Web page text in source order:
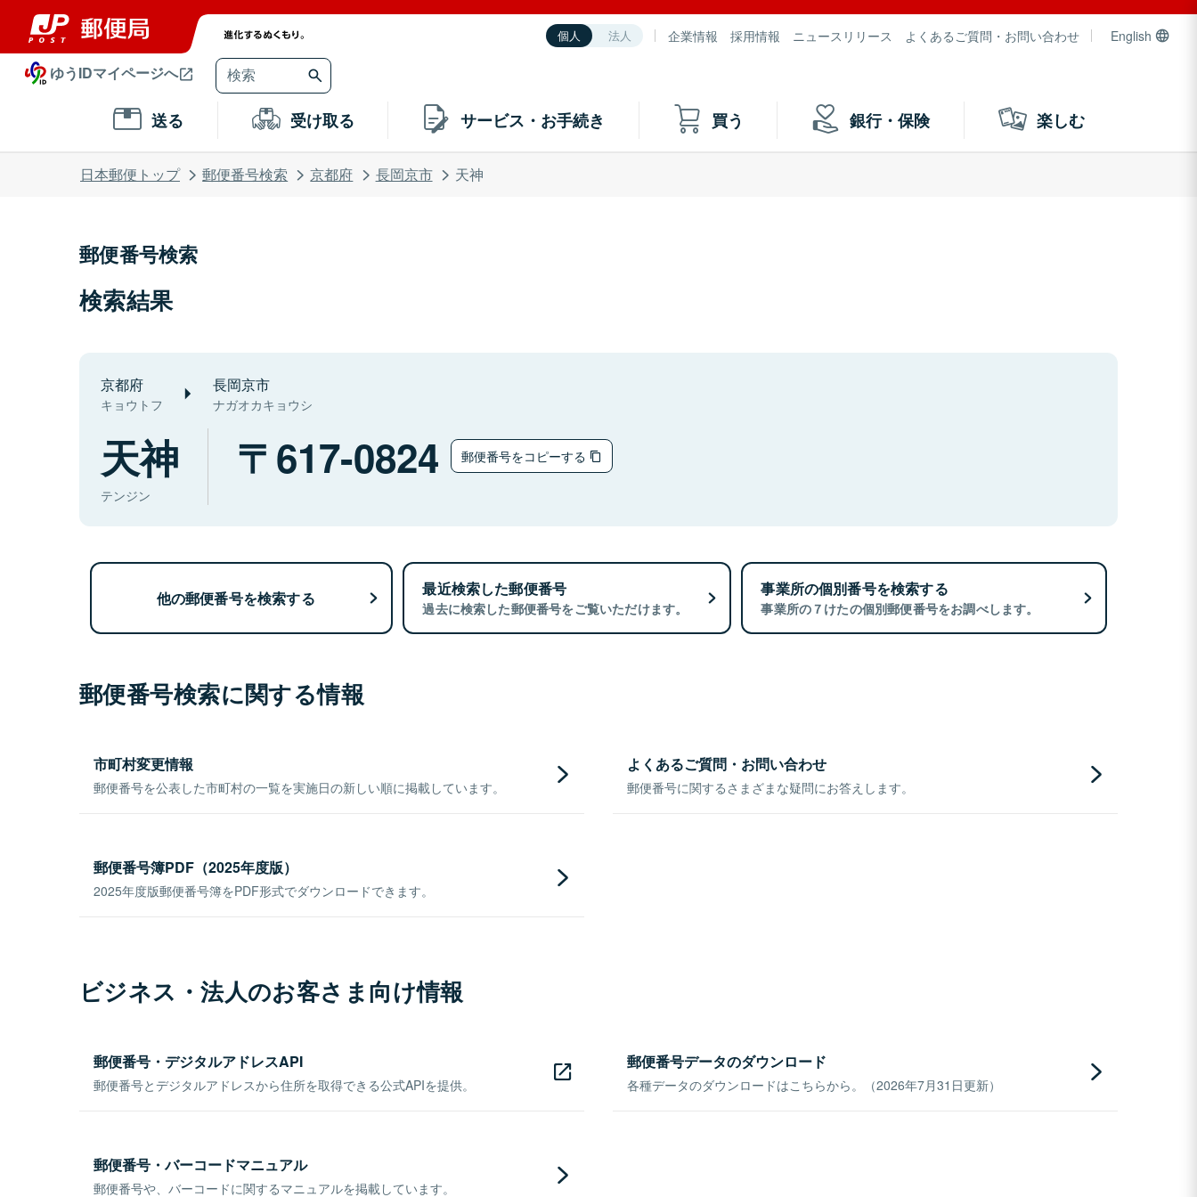
個人 法人 企業情報 採用情報 ニュースリリース よくあるご質問・お問い合わせ English
ゆうIDマイページへ
送る 受け取る サービス・お手続き 買う 銀行・保険 楽しむ
日本郵便トップ 郵便番号検索 京都府 長岡京市 天神
郵便番号検索
検索結果
京都府
キョウトフ
長岡京市
ナガオカキョウシ
天神
テンジン
617-0824 郵便番号をコピーする
他の郵便番号を検索する 最近検索した郵便番号
過去に検索した郵便番号をご覧いただけます。
事業所の個別番号を検索する
事業所の７けたの個別郵便番号をお調べします。
郵便番号検索に関する情報
市町村変更情報
郵便番号を公表した市町村の一覧を実施日の新しい順に掲載しています。
よくあるご質問・お問い合わせ
郵便番号に関するさまざまな疑問にお答えします。
郵便番号簿PDF（2025年度版）
2025年度版郵便番号簿をPDF形式でダウンロードできます。
ビジネス・法人のお客さま向け情報
郵便番号・デジタルアドレスAPI
郵便番号とデジタルアドレスから住所を取得できる公式APIを提供。
郵便番号データのダウンロード
各種データのダウンロードはこちらから。（2026年7月31日更新）
郵便番号・バーコードマニュアル
郵便番号や、バーコードに関するマニュアルを掲載しています。